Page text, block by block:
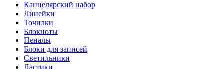
Канцелярский набор
Линейки
Точилки
Блокноты
Пеналы
Блоки для записей
Светильники
Ластики